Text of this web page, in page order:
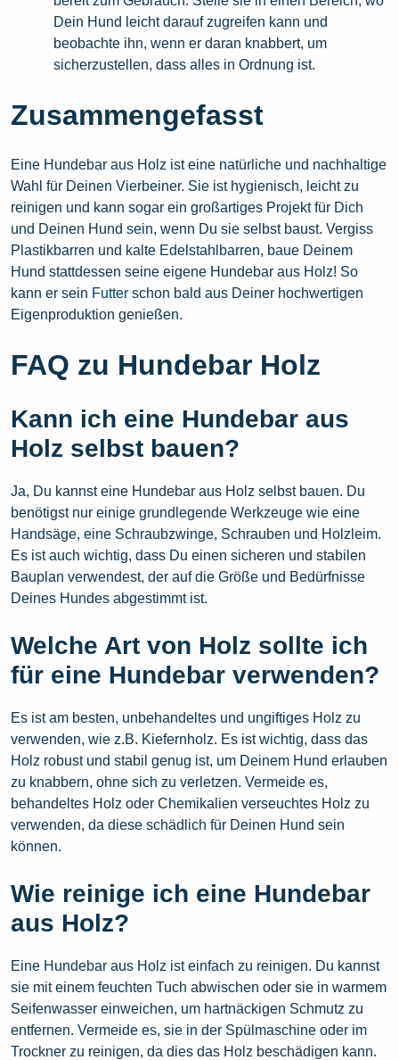
Dein Hund leicht darauf zugreifen kann und
beobachte ihn, wenn er daran knabbert, um
sicherzustellen, dass alles in Ordnung ist.
Zusammengefasst
Eine Hundebar aus Holz ist eine natürliche und nachhaltige
Wahl für Deinen Vierbeiner. Sie ist hygienisch, leicht zu
reinigen und kann sogar ein großartiges Projekt für Dich
und Deinen Hund sein, wenn Du sie selbst baust. Vergiss
Plastikbarren und kalte Edelstahlbarren, baue Deinem
Hund stattdessen seine eigene Hundebar aus Holz! So
kann er sein Futter schon bald aus Deiner hochwertigen
Eigenproduktion genießen.
FAQ zu Hundebar Holz
Kann ich eine Hundebar aus
Holz selbst bauen?
Ja, Du kannst eine Hundebar aus Holz selbst bauen. Du
benötigst nur einige grundlegende Werkzeuge wie eine
Handsäge, eine Schraubzwinge, Schrauben und Holzleim.
Es ist auch wichtig, dass Du einen sicheren und stabilen
Bauplan verwendest, der auf die Größe und Bedürfnisse
Deines Hundes abgestimmt ist.
Welche Art von Holz sollte ich
für eine Hundebar verwenden?
Es ist am besten, unbehandeltes und ungiftiges Holz zu
verwenden, wie z.B. Kiefernholz. Es ist wichtig, dass das
Holz robust und stabil genug ist, um Deinem Hund erlauben
zu knabbern, ohne sich zu verletzen. Vermeide es,
behandeltes Holz oder Chemikalien verseuchtes Holz zu
verwenden, da diese schädlich für Deinen Hund sein
können.
Wie reinige ich eine Hundebar
aus Holz?
Eine Hundebar aus Holz ist einfach zu reinigen. Du kannst
sie mit einem feuchten Tuch abwischen oder sie in warmem
Seifenwasser einweichen, um hartnäckigen Schmutz zu
entfernen. Vermeide es, sie in der Spülmaschine oder im
Trockner zu reinigen, da dies das Holz beschädigen kann.